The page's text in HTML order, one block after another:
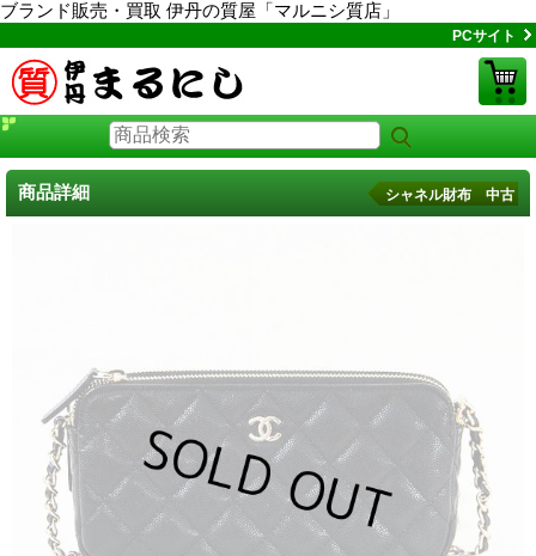
ブランド販売・買取 伊丹の質屋「マルニシ質店」
PCサイト
商品詳細 シャネル財布 中古